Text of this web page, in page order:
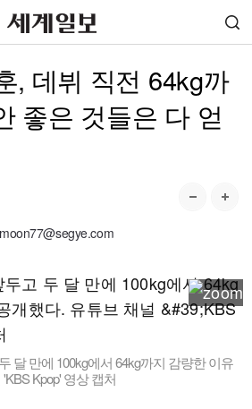
, 데뷔 직전 64kg까
좋은 것들은 다 얻
달 만에 100kg에서 64kg까지 감량한 이유
Kpop' 영상 캡처